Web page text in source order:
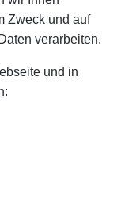
Zweck und auf
verarbeiten.
und in